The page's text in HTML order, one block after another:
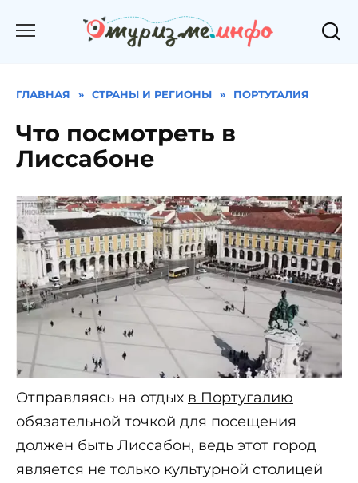
ГЛАВНАЯ » СТРАНЫ И РЕГИОНЫ » ПОРТУГАЛИЯ
Что посмотреть в
Лиссабоне
Отправляясь на отдых в Португалию
обязательной точкой для посещения
должен быть Лиссабон, ведь этот город
является не только культурной столицей